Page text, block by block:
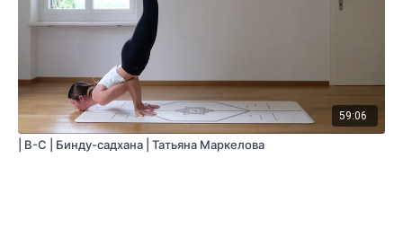
59:06
| B-C | Бинду-садхана | Татьяна Маркелова